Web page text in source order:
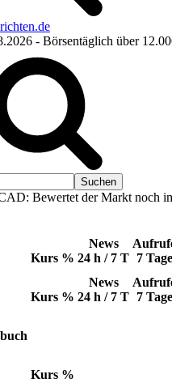
- Börsentäglich über
Bewertet der Markt noch
Kurs %
News
24 h / 7 T 7 Tage
Kurs %
News
24 h / 7 T 7 Tage
Kurs %